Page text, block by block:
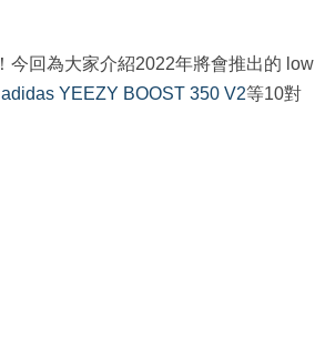
今回為大家介紹2022年將會推出的 low
adidas YEEZY BOOST 350 V2等10對